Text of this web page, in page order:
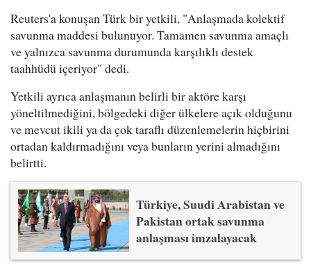
Reuters'a konuşan Türk bir yetkili, "Anlaşmada kolektif
savunma maddesi bulunuyor. Tamamen savunma amaçlı
ve yalnızca savunma durumunda karşılıklı destek
taahhüdü içeriyor" dedi.
Yetkili ayrıca anlaşmanın belirli bir aktöre karşı
yöneltilmediğini, bölgedeki diğer ülkelere açık olduğunu
ve mevcut ikili ya da çok taraflı düzenlemelerin hiçbirini
ortadan kaldırmadığını veya bunların yerini almadığını
belirtti.
Türkiye, Suudi Arabistan ve
Pakistan ortak savunma
anlaşması imzalayacak